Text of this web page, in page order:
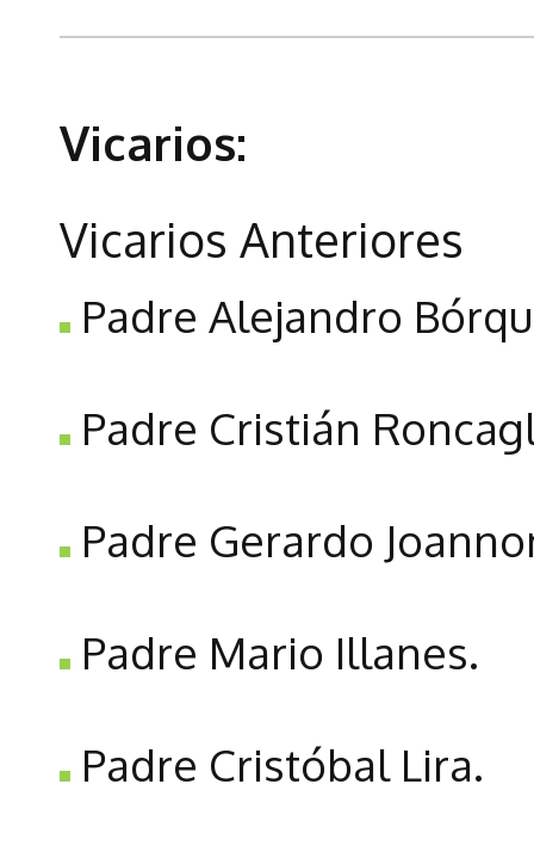
Vicarios:
Vicarios Anteriores
Padre Alejandro
Padre Cristián
Padre Gerardo
Padre Mario Illanes.
Padre Cristóbal Lira.